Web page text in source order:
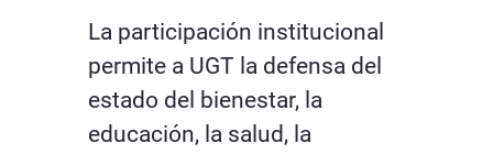
La participación institucional
permite a UGT la defensa del
estado del bienestar, la
educación, la salud, la